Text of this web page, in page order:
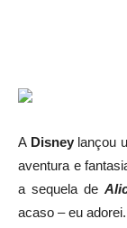
A Disney lançou
aventura e
a sequela de
acaso – eu adorei.